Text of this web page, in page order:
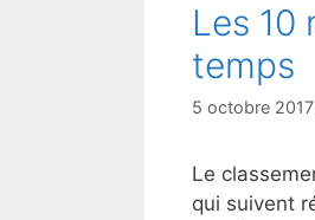
Les 10
temps
5 octobre 2017
Le
qui suivent